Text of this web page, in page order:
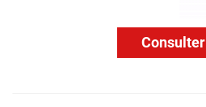
Consulter